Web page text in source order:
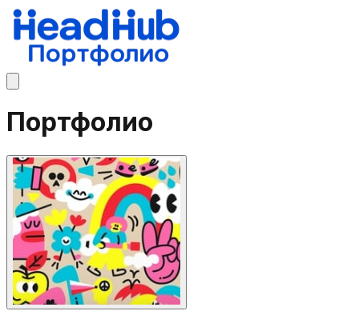
Портфолио